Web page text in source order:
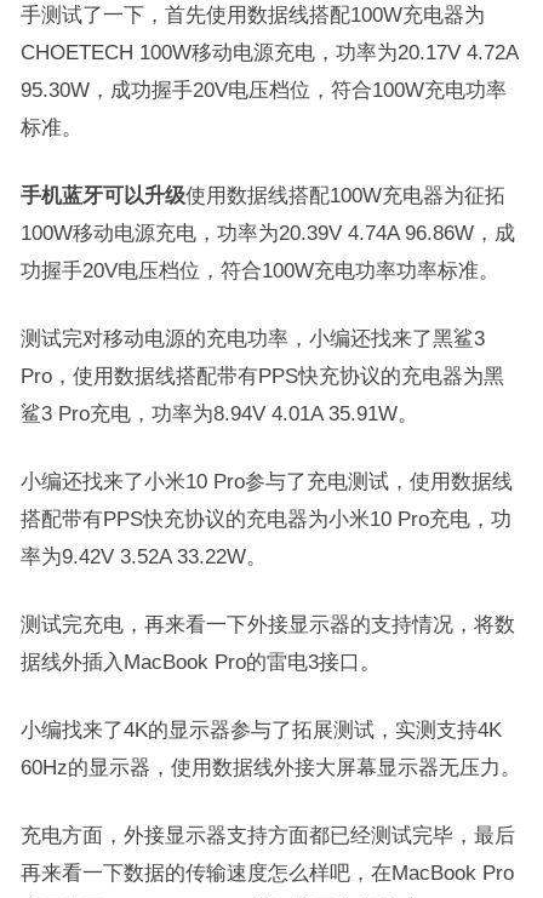
手测试了一下，首先使用数据线搭配100W充电器为
CHOETECH 100W移动电源充电，功率为20.17V 4.72A
95.30W，成功握手20V电压档位，符合100W充电功率
标准。
手机蓝牙可以升级使用数据线搭配100W充电器为征拓
100W移动电源充电，功率为20.39V 4.74A 96.86W，成
功握手20V电压档位，符合100W充电功率功率标准。
测试完对移动电源的充电功率，小编还找来了黑鲨3
Pro，使用数据线搭配带有PPS快充协议的充电器为黑
鲨3 Pro充电，功率为8.94V 4.01A 35.91W。
小编还找来了小米10 Pro参与了充电测试，使用数据线
搭配带有PPS快充协议的充电器为小米10 Pro充电，功
率为9.42V 3.52A 33.22W。
测试完充电，再来看一下外接显示器的支持情况，将数
据线外插入MacBook Pro的雷电3接口。
小编找来了4K的显示器参与了拓展测试，实测支持4K
60Hz的显示器，使用数据线外接大屏幕显示器无压力。
充电方面，外接显示器支持方面都已经测试完毕，最后
再来看一下数据的传输速度怎么样吧，在MacBook Pro